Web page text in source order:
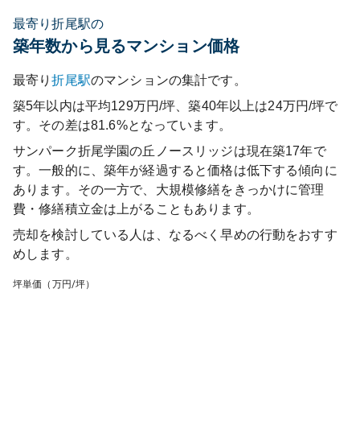
最寄り折尾駅の
築年数から見るマンション価格
最寄り折尾駅のマンションの集計です。
築5年以内は平均129万円/坪、築40年以上は24万円/坪で
す。その差は81.6%となっています。
サンパーク折尾学園の丘ノースリッジは現在築17年で
す。一般的に、築年が経過すると価格は低下する傾向に
あります。その一方で、大規模修繕をきっかけに管理
費・修繕積立金は上がることもあります。
売却を検討している人は、なるべく早めの行動をおすす
めします。
坪単価（万円/坪）